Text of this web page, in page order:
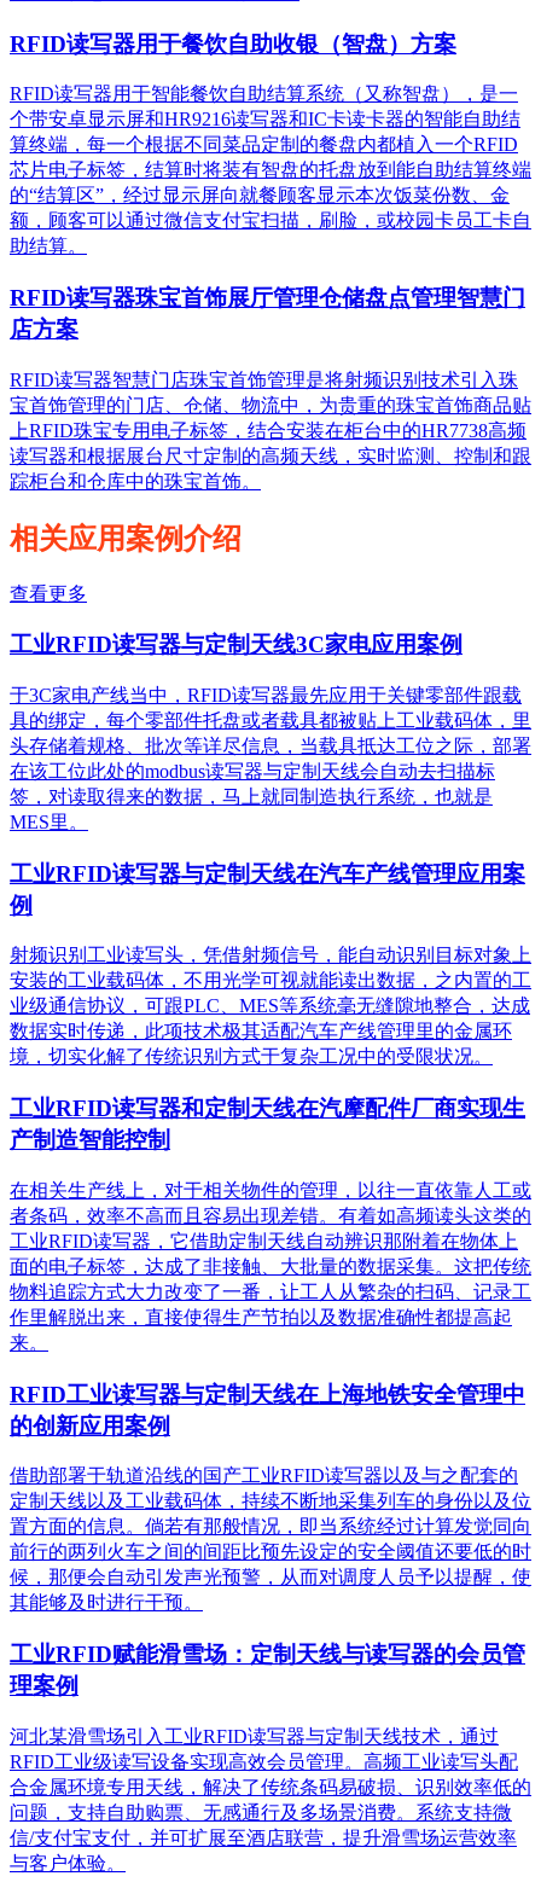
RFID读写器用于餐饮自助收银（智盘）方案
RFID读写器用于智能餐饮自助结算系统（又称智盘），是一
个带安卓显示屏和HR9216读写器和IC卡读卡器的智能自助结
算终端，每一个根据不同菜品定制的餐盘内都植入一个RFID
芯片电子标签，结算时将装有智盘的托盘放到能自助结算终端
的“结算区”，经过显示屏向就餐顾客显示本次饭菜份数、金
额，顾客可以通过微信支付宝扫描，刷脸，或校园卡员工卡自
助结算。
RFID读写器珠宝首饰展厅管理仓储盘点管理智慧门
店方案
RFID读写器智慧门店珠宝首饰管理是将射频识别技术引入珠
宝首饰管理的门店、仓储、物流中，为贵重的珠宝首饰商品贴
上RFID珠宝专用电子标签，结合安装在柜台中的HR7738高频
读写器和根据展台尺寸定制的高频天线，实时监测、控制和跟
踪柜台和仓库中的珠宝首饰。
相关应用案例介绍
查看更多
工业RFID读写器与定制天线3C家电应用案例
于3C家电产线当中，RFID读写器最先应用于关键零部件跟载
具的绑定，每个零部件托盘或者载具都被贴上工业载码体，里
头存储着规格、批次等详尽信息，当载具抵达工位之际，部署
在该工位此处的modbus读写器与定制天线会自动去扫描标
签，对读取得来的数据，马上就同制造执行系统，也就是
MES里。
工业RFID读写器与定制天线在汽车产线管理应用案
例
射频识别工业读写头，凭借射频信号，能自动识别目标对象上
安装的工业载码体，不用光学可视就能读出数据，之内置的工
业级通信协议，可跟PLC、MES等系统毫无缝隙地整合，达成
数据实时传递，此项技术极其适配汽车产线管理里的金属环
境，切实化解了传统识别方式于复杂工况中的受限状况。
工业RFID读写器和定制天线在汽摩配件厂商实现生
产制造智能控制
在相关生产线上，对于相关物件的管理，以往一直依靠人工或
者条码，效率不高而且容易出现差错。有着如高频读头这类的
工业RFID读写器，它借助定制天线自动辨识那附着在物体上
面的电子标签，达成了非接触、大批量的数据采集。这把传统
物料追踪方式大力改变了一番，让工人从繁杂的扫码、记录工
作里解脱出来，直接使得生产节拍以及数据准确性都提高起
来。
RFID工业读写器与定制天线在上海地铁安全管理中
的创新应用案例
借助部署于轨道沿线的国产工业RFID读写器以及与之配套的
定制天线以及工业载码体，持续不断地采集列车的身份以及位
置方面的信息。倘若有那般情况，即当系统经过计算发觉同向
前行的两列火车之间的间距比预先设定的安全阈值还要低的时
候，那便会自动引发声光预警，从而对调度人员予以提醒，使
其能够及时进行干预。
工业RFID赋能滑雪场：定制天线与读写器的会员管
理案例
河北某滑雪场引入工业RFID读写器与定制天线技术，通过
RFID工业级读写设备实现高效会员管理。高频工业读写头配
合金属环境专用天线，解决了传统条码易破损、识别效率低的
问题，支持自助购票、无感通行及多场景消费。系统支持微
信/支付宝支付，并可扩展至酒店联营，提升滑雪场运营效率
与客户体验。